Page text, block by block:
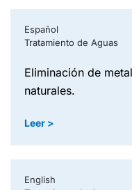
Español
Tratamiento de Aguas
eliminación de metales toxicos mediante zeolitas
naturales.
Leer >
English